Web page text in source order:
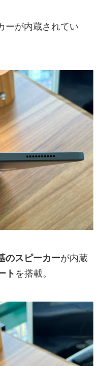
ーが内蔵されてい
のスピーカーが内蔵
ト を搭載。